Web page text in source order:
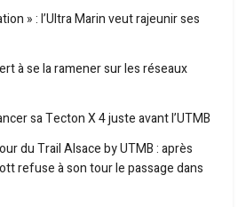
» : l’Ultra Marin veut rajeunir ses
à se la ramener sur les réseaux
sa Tecton X 4 juste avant l’UTMB
du Trail Alsace by UTMB : après
refuse à son tour le passage dans